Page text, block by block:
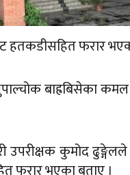
हतकडीसहित फरार
बाह्रबिसेका
उपरीक्षक कुमोद